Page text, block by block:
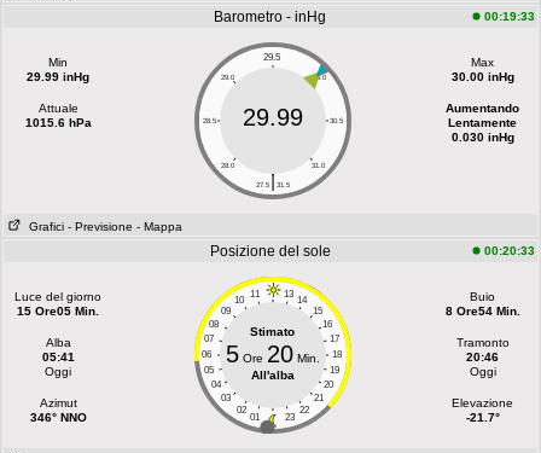
Barometro - inHg 00:19:33
Min
29.99 inHg
Attuale
1015.6 hPa
29.5
29.0 30.0
28.5 30.5
28.0 31.0
|
27.5 31.5
29.99
Max
30.00 inHg
Aumentando
Lentamente
0.030 inHg
Grafici - Previsione - Mappa
Posizione del sole 00:20:33
Luce del giorno
15 Ore05 Min.
Alba
05:41
Oggi
Azimut
346° NNO
11 13
10
14
09
15
08
16
07
17
06
18
05
19
04
20
03
21
02
22
01 23
Stimato
5Ore 20Min.
All'alba
Buio
8 Ore54 Min.
Tramonto
20:46
Oggi
Elevazione
-21.7°